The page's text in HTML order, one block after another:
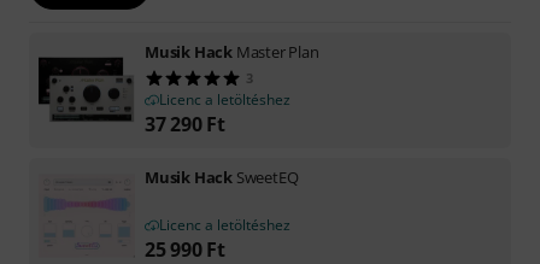
Musik Hack Master Plan
3
Licenc a letöltéshez
37 290 Ft
Musik Hack SweetEQ
Licenc a letöltéshez
25 990 Ft